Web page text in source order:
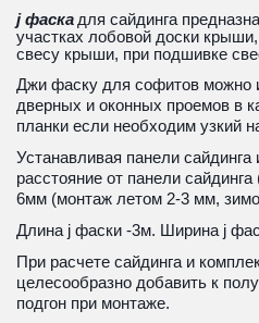
j фаска для сайдинга
участках лобовой доски
свесу крыши, при подшивке
Джи фаску для софитов можно
дверных и оконных проемов в
планки если необходим узкий
Устанавливая панели сайдинга
расстояние от панели
6мм (монтаж летом 2-3 мм,
Длина j фаски -3м. Ширина j
При расчете сайдинга и
целесообразно добавить к
подгон при монтаже.